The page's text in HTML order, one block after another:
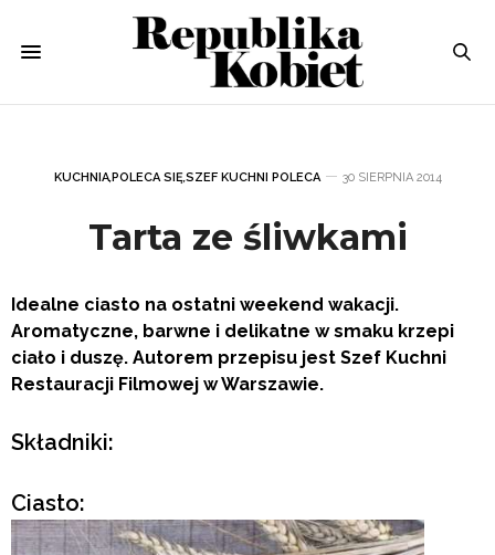
KUCHNIA,POLECA SIĘ,SZEF KUCHNI POLECA 30 SIERPNIA 2014
Tarta ze śliwkami
Idealne ciasto na ostatni weekend wakacji.
Aromatyczne, barwne i delikatne w smaku krzepi
ciało i duszę. Autorem przepisu jest Szef Kuchni
Restauracji Filmowej w Warszawie.
Składniki:
Ciasto: